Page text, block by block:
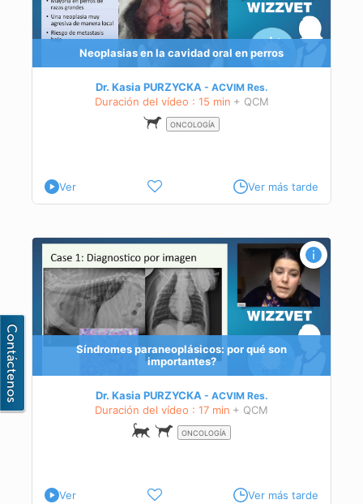
Neoplasias en la cavidad oral en perros
Dr. Kasia PURZYCKA ACVIMRes.
Duración del vídeo : 15 min + QCM
ONCOLOGÍA
Ver Ver más tarde
Síndromes paraneoplásicos: por qué son
importantes?
Dr. Kasia PURZYCKA ACVIMRes.
Duración del vídeo : 17 min + QCM
ONCOLOGÍA
Ver Ver más tarde